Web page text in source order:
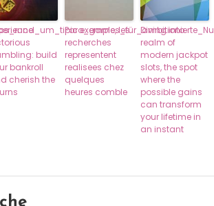
build
bankroll
cherish the
Par exemple, les
recherches
representent
realisees chez
quelques
heures comble
Diving into
realm of
modern jackpot
slots, the spot
where the
possible gains
can transform
your lifetime in
an instant